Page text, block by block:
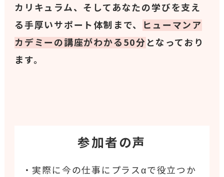
カリキュラム、そしてあなたの学びを支え
る手厚いサポート体制まで、
ヒューマンア
カデミーの講座がわかる50分となっており
ます。
参加者の声
・実際に今の仕事にプラスαで役立つか